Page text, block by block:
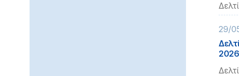
29/
2026